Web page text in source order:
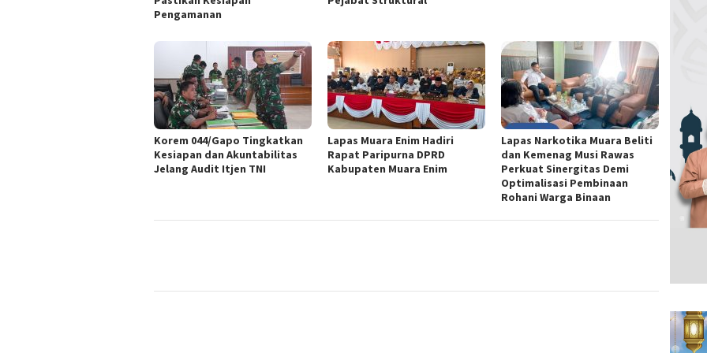
Pengamanan
Korem 044/Gapo Tingkatkan
Kesiapan dan Akuntabilitas
Jelang Audit Itjen TNI
Lapas Muara Enim Hadiri
Rapat Paripurna DPRD
Kabupaten Muara Enim
Lapas Narkotika Muara Beliti
dan Kemenag Musi Rawas
Perkuat Sinergitas Demi
Optimalisasi Pembinaan
Rohani Warga Binaan